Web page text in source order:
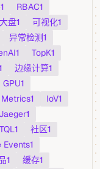
1 RBAC1
大盘1 可视化1
异常检测1
1 TopK1
边缘计算1
GPU1
Metrics1 IoV1
Jaeger1
TQL1 社区1
Events1
1 缓存1